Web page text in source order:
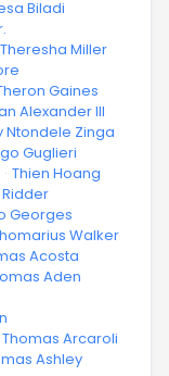
Biladi
Theresha Miller
Gaines
Alexander III
Ntondele Zinga
Guglieri
· Thien Hoang
Ridder
Georges
Walker
Acosta
Aden
Thomas Arcaroli
Ashley